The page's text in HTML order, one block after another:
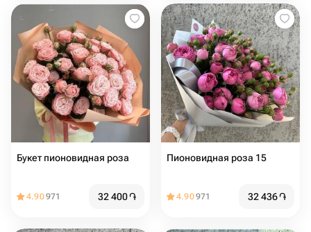
Букет пионовидная роза
4.90971 32 400֏
Пионовидная роза 15
4.90971 32 436֏